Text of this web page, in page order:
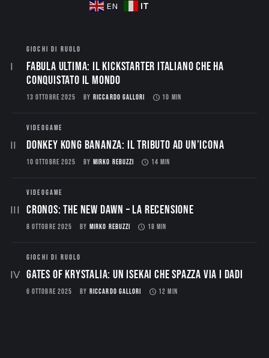
EN IT
GIOCHI DI RUOLO
Fabula Ultima: il Kickstarter italiano che ha
conquistato il mondo
13 OTTOBRE 2025 BY RICCARDO GALLORI 10 MIN
VIDEOGAME
Donkey Kong Bananza: Il Tributo ad un’Icona
10 OTTOBRE 2025 BY MIRKO REBUZZI 14 MIN
VIDEOGAME
CRONOS: THE NEW DAWN – La Recensione
8 OTTOBRE 2025 BY MIRKO REBUZZI 18 MIN
GIOCHI DI RUOLO
Gates of Krystalia: Un Isekai che spazza via i dadi
6 OTTOBRE 2025 BY RICCARDO GALLORI 12 MIN